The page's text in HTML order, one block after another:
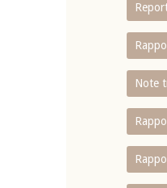
Note